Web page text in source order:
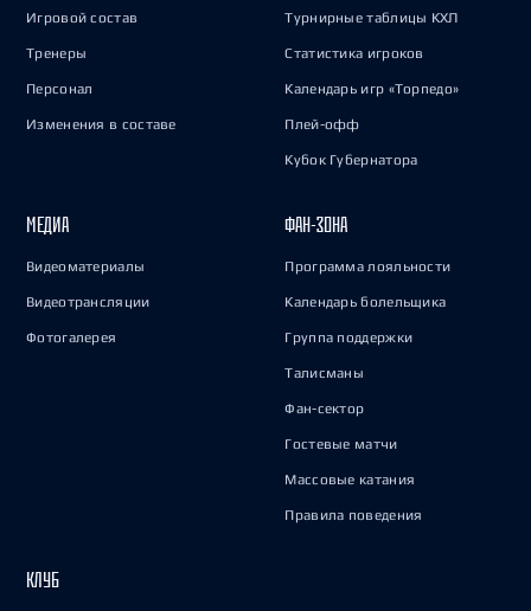
Игровой состав
Тренеры
Персонал
Изменения в составе
Турнирные таблицы КХЛ
Статистика игроков
Календарь игр «Торпедо»
Плей-офф
Кубок Губернатора
МЕДИА
Видеоматериалы
Видеотрансляции
Фотогалерея
ФАН-ЗОНА
Программа лояльности
Календарь болельщика
Группа поддержки
Талисманы
Фан-сектор
Гостевые матчи
Массовые катания
Правила поведения
КЛУБ